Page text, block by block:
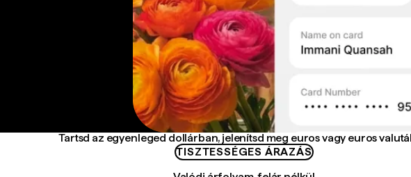
Tartsd az egyenleged dollárban, jelenítsd meg euros vagy euros
TISZTESSÉGES ÁRAZÁS